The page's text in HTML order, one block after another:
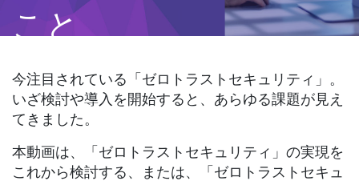
こと
っておくべきこととは。
今注目されている「ゼロトラストセキュリティ」。
いざ検討や導入を開始すると、あらゆる課題が見え
てきました。
本動画は、「ゼロトラストセキュリティ」の実現を
これから検討する、または、「ゼロトラストセキュ